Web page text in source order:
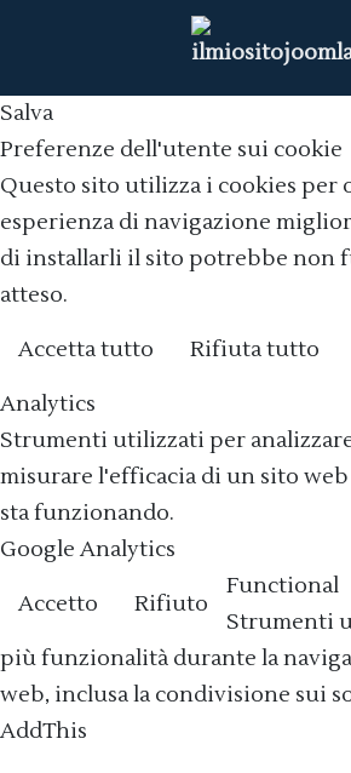
Salva
Preferenze dell'utente sui cookie
Questo sito utilizza i cookies per
esperienza di navigazione
di installarli il sito potrebbe non
atteso.
Accetta tutto
Rifiuta tutto
Analytics
Strumenti utilizzati per
misurare l'efficacia di un sito
sta funzionando.
Google Analytics
Accetto
Rifiuto
Functional
Strumenti
più funzionalità durante la
web, inclusa la condivisione sui
AddThis